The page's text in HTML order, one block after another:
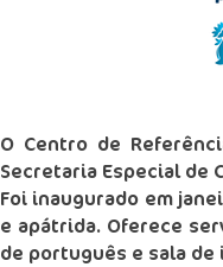
O Centro de
Secretaria Especial de
Foi inaugurado em
e apátrida. Oferece
de português e sala